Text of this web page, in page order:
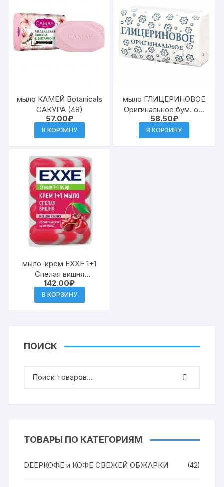
мыло КАМЕЙ Botanicals
САКУРА (48)
57.00₽
В КОРЗИНУ
мыло ГЛИЦЕРИНОВОЕ
Оригинальное бум. об.
180гр (36)
58.50₽
В КОРЗИНУ
мыло-крем EXXE 1+1
Спелая вишня
4шт*75гТУРЦИЯ
(красное полоса) (12
142.00₽
В КОРЗИНУ
ПОИСК
ТОВАРЫ ПО КАТЕГОРИЯМ
DEEPКОФЕ и КОФЕ СВЕЖЕЙ ОБЖАРКИ (42)